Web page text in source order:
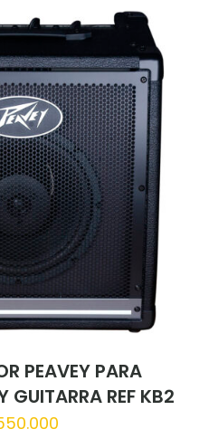
PEAVEY PARA
GUITARRA REF KB2